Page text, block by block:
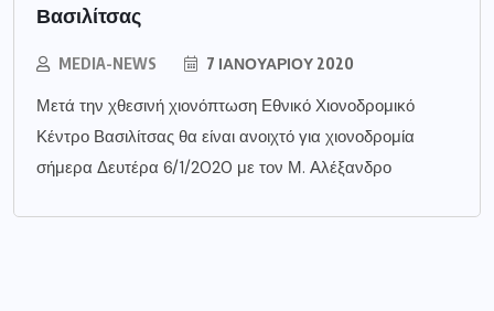
Βασιλίτσας
MEDIA-NEWS 7 ΙΑΝΟΥΑΡΊΟΥ 2020
Μετά την χθεσινή χιονόπτωση Εθνικό Χιονοδρομικό
Κέντρο Βασιλίτσας θα είναι ανοιχτό για χιονοδρομία
σήμερα Δευτέρα 6/1/2020 με τον Μ. Αλέξανδρο